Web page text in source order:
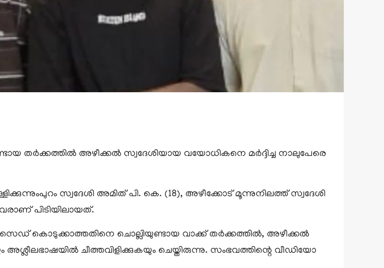
തർക്കത്തിൽ അഴീക്കൽ സ്വദേശിയായ വയോധികനെ മർദ്ദിച്ച നാലുപേരെ
സ്വദേശി അമിത് പി. കെ. (18), അഴീക്കോട് മൂന്നുനിലത്ത് സ്വദേശി
പിടിയിലായത്.
സൈഡ് കൊടുക്കാത്തതിനെ ചൊല്ലിയുണ്ടായ വാക്ക് തർക്കത്തിൽ, അഴീക്കൽ
ചീത്തവിളിക്കുകയും ചെയ്തിരുന്നു. സംഭവത്തിന്റെ വീഡിയോ